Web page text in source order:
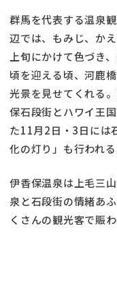
群馬を代表する温泉
辺では、もみじ、か
上旬にかけて色づき
頃を迎える頃、河鹿
光景を見せてくれる
保石段街とハワイ王
た11月2日・3日には
化の灯り」も行われる
伊香保温泉は上毛三
泉と石段街の情緒あ
くさんの観光客で賑